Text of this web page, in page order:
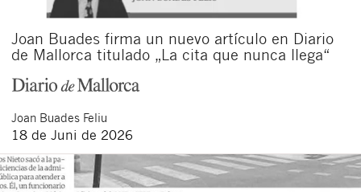
Joan Buades firma un nuevo artículo en Diario
de Mallorca titulado „La cita que nunca llega“
Joan Buades Feliu
18 de Juni de 2026